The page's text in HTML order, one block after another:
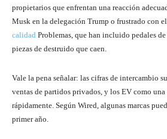
propietarios que enfrentan una reacción
Musk en la delegación Trump o frustrado con
calidad Problemas, que han incluido pedales
piezas de destruido que caen.
Vale la pena señalar: las cifras de intercambio
ventas de partidos privados, y los EV como una
rápidamente. Según Wired, algunas marcas
primer año.